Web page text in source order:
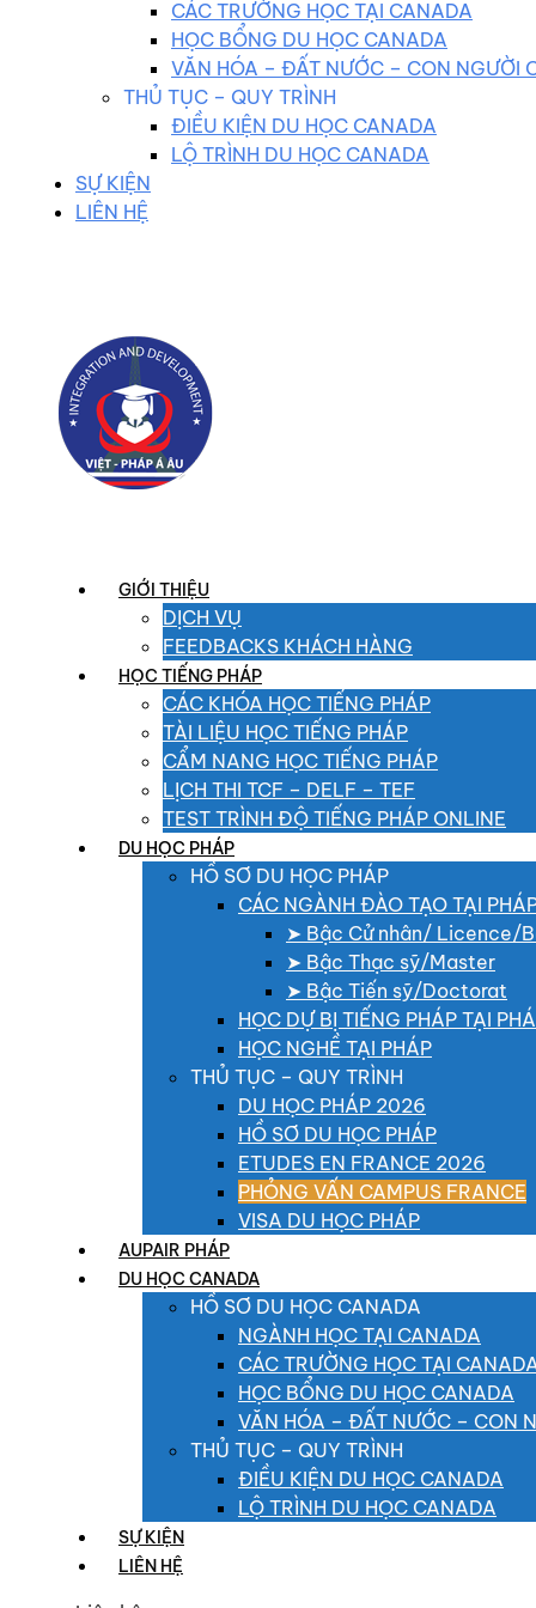
CÁC TRƯỜNG HỌC TẠI CANADA
HỌC BỔNG DU HỌC CANADA
VĂN HÓA – ĐẤT NƯỚC – CON NGƯỜI
THỦ TỤC – QUY TRÌNH
ĐIỀU KIỆN DU HỌC CANADA
LỘ TRÌNH DU HỌC CANADA
SỰ KIỆN
LIÊN HỆ
GIỚI THIỆU
DỊCH VỤ
FEEDBACKS KHÁCH HÀNG
HỌC TIẾNG PHÁP
CÁC KHÓA HỌC TIẾNG PHÁP
TÀI LIỆU HỌC TIẾNG PHÁP
CẨM NANG HỌC TIẾNG PHÁP
LỊCH THI TCF – DELF – TEF
TEST TRÌNH ĐỘ TIẾNG PHÁP ONLINE
DU HỌC PHÁP
HỒ SƠ DU HỌC PHÁP
CÁC NGÀNH ĐÀO TẠO TẠI
➤ Bậc Cử nhân/ Licence/
➤ Bậc Thạc sỹ/Master
➤ Bậc Tiến sỹ/Doctorat
HỌC DỰ BỊ TIẾNG PHÁP TẠI
HỌC NGHỀ TẠI PHÁP
THỦ TỤC – QUY TRÌNH
DU HỌC PHÁP 2026
HỒ SƠ DU HỌC PHÁP
ETUDES EN FRANCE 2026
PHỎNG VẤN CAMPUS FRANCE
VISA DU HỌC PHÁP
AUPAIR PHÁP
DU HỌC CANADA
HỒ SƠ DU HỌC CANADA
NGÀNH HỌC TẠI CANADA
CÁC TRƯỜNG HỌC TẠI
HỌC BỔNG DU HỌC CANADA
VĂN HÓA – ĐẤT NƯỚC – CON
THỦ TỤC – QUY TRÌNH
ĐIỀU KIỆN DU HỌC CANADA
LỘ TRÌNH DU HỌC CANADA
SỰ KIỆN
LIÊN HỆ